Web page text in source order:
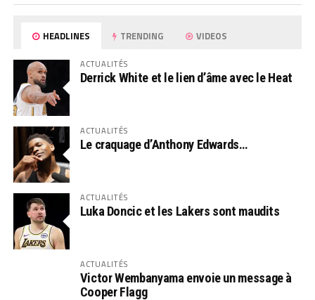
HEADLINES TRENDING VIDEOS
ACTUALITÉS
Derrick White et le lien d’âme avec le Heat
ACTUALITÉS
Le craquage d’Anthony Edwards…
ACTUALITÉS
Luka Doncic et les Lakers sont maudits
ACTUALITÉS
Victor Wembanyama envoie un message à
Cooper Flagg